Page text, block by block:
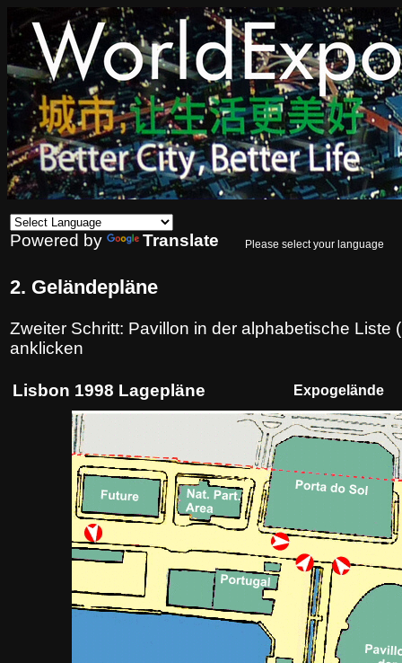
Powered by Translate Please select your language
2. Geländepläne
Zweiter Schritt: Pavillon in der alphabetische
anklicken
Lisbon 1998 Lagepläne Expogelände